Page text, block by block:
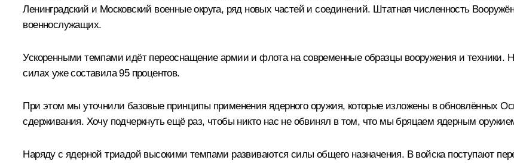
Ленинградский и Московский военные округа, ряд новых частей и соединений. Штатная численность
военнослужащих.
Ускоренными темпами идёт переоснащение армии и флота на современные образцы вооружения и техники.
силах уже составила 95 процентов.
При этом мы уточнили базовые принципы применения ядерного оружия, которые изложены в обновлённых
сдерживания. Хочу подчеркнуть ещё раз, чтобы никто нас не обвинял в том, что мы бряцаем ядерным
Наряду с ядерной триадой высокими темпами развиваются силы общего назначения. В войска поступают